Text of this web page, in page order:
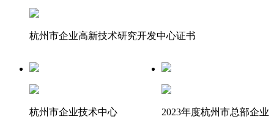
杭州市企业高新技术研究开发中心证书
杭州市企业技术中心 2023年度杭州市总部企业